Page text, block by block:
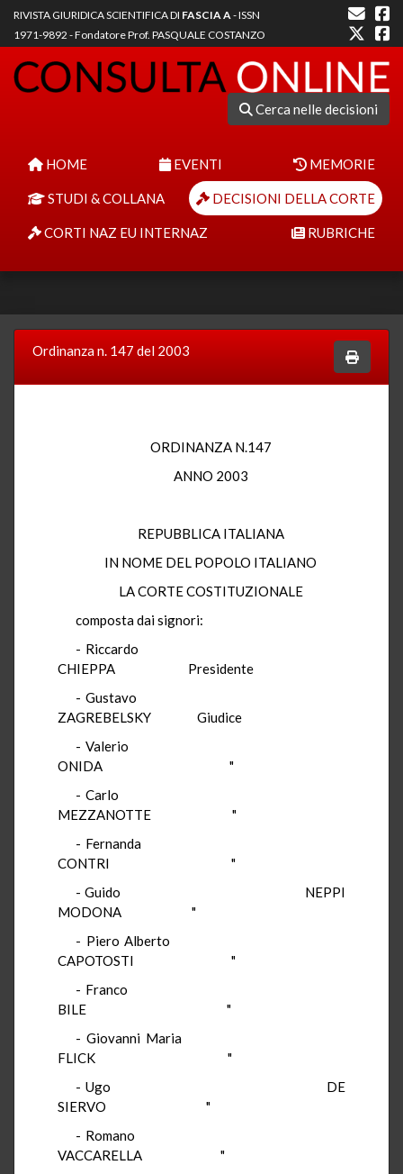
RIVISTA GIURIDICA SCIENTIFICA DI FASCIA A- ISSN
1971-9892 - Fondatore Prof. PASQUALE COSTANZO
Cerca nelle decisioni
HOME EVENTI MEMORIE
STUDI & COLLANA DECISIONI DELLA CORTE
CORTI NAZ EU INTERNAZ RUBRICHE
Ordinanza n. 147 del 2003
ORDINANZA N.147
ANNO 2003
REPUBBLICA ITALIANA
IN NOME DEL POPOLO ITALIANO
LA CORTE COSTITUZIONALE
composta dai signori:
- Riccardo
CHIEPPA Presidente
- Gustavo
ZAGREBELSKY Giudice
- Valerio
ONIDA "
- Carlo
MEZZANOTTE "
- Fernanda
CONTRI "
- Guido NEPPI
MODONA "
- Piero Alberto
CAPOTOSTI "
- Franco
BILE "
- Giovanni Maria
FLICK "
- Ugo DE
SIERVO "
- Romano
VACCARELLA "